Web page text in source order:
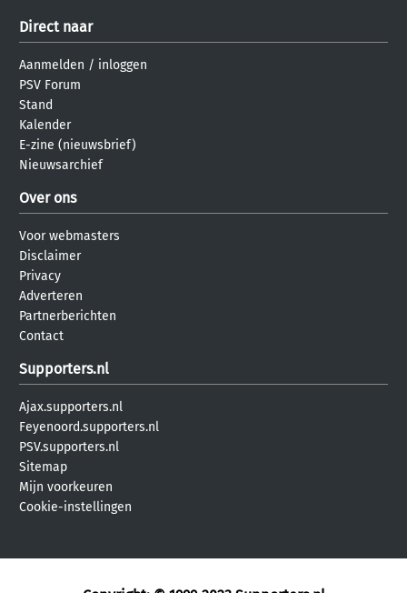
Direct naar
Aanmelden / inloggen
PSV Forum
Stand
Kalender
E-zine (nieuwsbrief)
Nieuwsarchief
Over ons
Voor webmasters
Disclaimer
Privacy
Adverteren
Partnerberichten
Contact
Supporters.nl
Ajax.supporters.nl
Feyenoord.supporters.nl
PSV.supporters.nl
Sitemap
Mijn voorkeuren
Cookie-instellingen